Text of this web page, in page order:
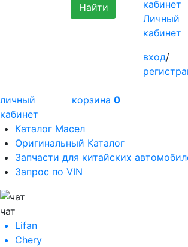
Личный
кабинет
вход/
личный
кабинет
корзина 0
Каталог Масел
Оригинальный Каталог
Запчасти для китайских
Запрос по VIN
чат
Lifan
Chery